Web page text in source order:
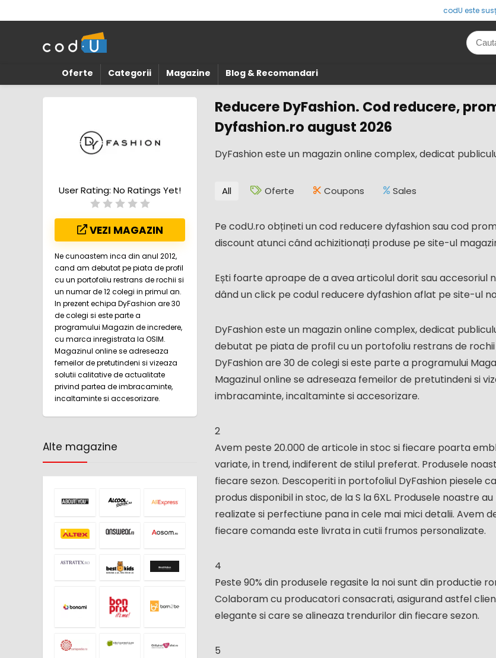
codU este
Oferte Categorii Magazine Blog & Recomandari
Reducere DyFashion. Cod reducere,
Dyfashion.ro august 2026
DyFashion este un magazin online complex, dedicat
User Rating: No Ratings Yet!
VEZI MAGAZIN
Ne cunoastem inca din anul 2012,
cand am debutat pe piata de profil
cu un portofoliu restrans de rochii si
un numar de 12 colegi in primul an.
In prezent echipa DyFashion are 30
de colegi si este parte a
programului Magazin de incredere,
cu marca inregistrata la OSIM.
Magazinul online se adreseaza
femeilor de pretutindeni si vizeaza
solutii calitative de actualitate
privind partea de imbracaminte,
incaltaminte si accesorizare.
All Oferte Coupons Sales
Pe codU.ro obțineti un cod reducere dyfashion sau cod
discount atunci când achizitionați produse pe site-ul
Ești foarte aproape de a avea articolul dorit sau
dând un click pe codul reducere dyfashion aflat pe site-ul
DyFashion este un magazin online complex, dedicat
debutat pe piata de profil cu un portofoliu restrans de
DyFashion are 30 de colegi si este parte a programului
Magazinul online se adreseaza femeilor de pretutindeni si
imbracaminte, incaltaminte si accesorizare.
2
Avem peste 20.000 de articole in stoc si fiecare poarta
variate, in trend, indiferent de stilul preferat. Produsele
fiecare sezon. Descoperiti in portofoliul DyFashion piesele
produs disponibil in stoc, de la S la 6XL. Produsele noastre
realizate si perfectiune pana in cele mai mici detalii. Avem
fiecare comanda este livrata in cutii frumos personalizate.
4
Peste 90% din produsele regasite la noi sunt din productie
Colaboram cu producatori consacrati, asigurand astfel
elegante si care se alineaza trendurilor din fiecare sezon.
5
Alte magazine